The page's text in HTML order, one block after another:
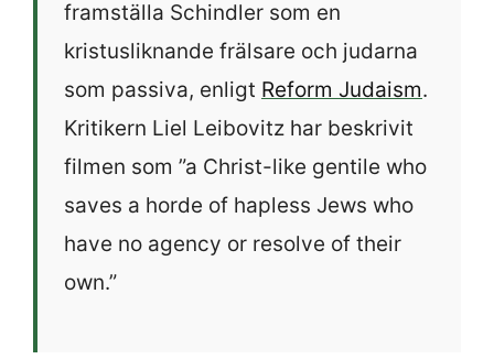
framställa Schindler som en
kristusliknande frälsare och judarna
som passiva, enligt Reform Judaism.
Kritikern Liel Leibovitz har beskrivit
filmen som ”a Christ-like gentile who
saves a horde of hapless Jews who
have no agency or resolve of their
own.”